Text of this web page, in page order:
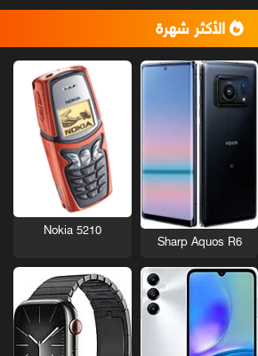
الأكثر شهرة
Sharp Aquos R6
Nokia 5210